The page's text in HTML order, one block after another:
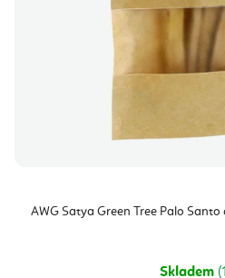
AWG Satya Green Tree Palo
Skladem